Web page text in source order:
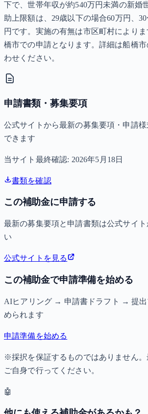
下で、世帯年収が約540万円未満の新婚
助上限額は、29歳以下の場合60万円、
円です。実施の有無は市区町村により
橋市での申請となります。詳細は船橋
わせください。
申請書類・募集要項
公式サイトから最新の募集要項・申請
できます
当サイト最終確認: 2026年5月18日
書類を確認
この補助金に申請する
最新の募集要項と申請書類は公式サイ
い
公式サイトを見る
この補助金で申請準備を始める
AIヒアリング → 申請書ドラフト → 提出
められます
申請準備を始める
※採択を保証するものではありません
ご自身で行ってください。
🤖